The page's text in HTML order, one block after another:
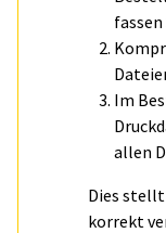
Im
allen
Dies stellt
korrekt